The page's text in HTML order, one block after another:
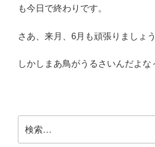
も今日で終わりです。
さあ、来月、6月も頑張りましょう
しかしまあ鳥がうるさいんだよ
索: